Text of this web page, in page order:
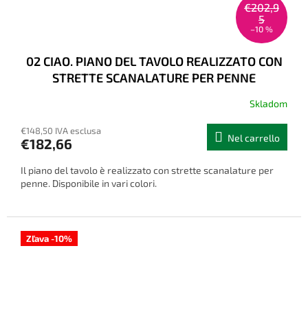
€202,9
5
–10 %
02 CIAO. PIANO DEL TAVOLO REALIZZATO CON
STRETTE SCANALATURE PER PENNE
Skladom
€148,50 IVA esclusa
€182,66 Nel carrello
Il piano del tavolo è realizzato con strette scanalature per
penne. Disponibile in vari colori.
Zľava -10%